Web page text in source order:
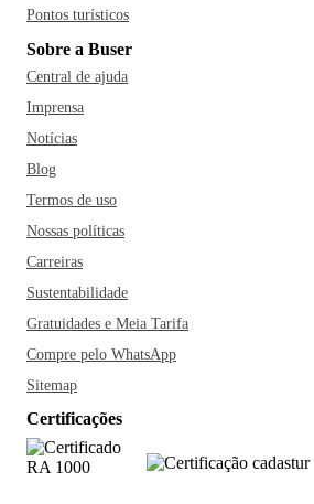
Pontos turísticos
Sobre a Buser
Central de ajuda
Imprensa
Notícias
Blog
Termos de uso
Nossas políticas
Carreiras
Sustentabilidade
Gratuidades e Meia Tarifa
Compre pelo WhatsApp
Sitemap
Certificações